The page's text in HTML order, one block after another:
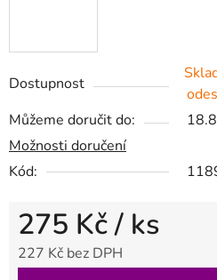
Dostupnost
Můžeme doručit do:
Možnosti doručení
Kód:
275 Kč/ ks
227 Kč bez DPH